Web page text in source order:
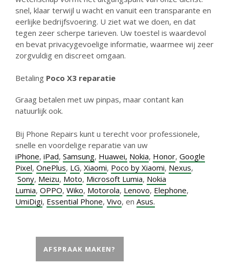
snel, klaar terwijl u wacht en vanuit een transparante en
eerlijke bedrijfsvoering. U ziet wat we doen, en dat
tegen zeer scherpe tarieven. Uw toestel is waardevol
en bevat privacygevoelige informatie, waarmee wij zeer
zorgvuldig en discreet omgaan.
Betaling Poco X3 reparatie
Graag betalen met uw pinpas, maar contant kan
natuurlijk ook.
Bij Phone Repairs kunt u terecht voor professionele,
snelle en voordelige reparatie van uw
iPhone, iPad, Samsung, Huawei, Nokia, Honor, Google
Pixel, OnePlus, LG, Xiaomi, Poco by Xiaomi, Nexus,
Sony, Meizu, Moto, Microsoft Lumia, Nokia
Lumia, OPPO, Wiko, Motorola, Lenovo, Elephone,
UmiDigi, Essential Phone, Vivo, en Asus.
AFSPRAAK MAKEN?